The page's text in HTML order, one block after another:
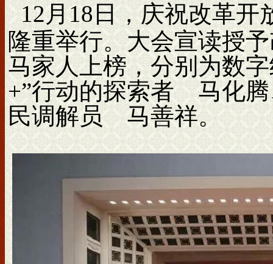
12月18日，庆祝改革开
隆重举行。大会宣读授
马家人上榜，分别为数
+”行动的探索者 马化腾
民调解员 马善祥。